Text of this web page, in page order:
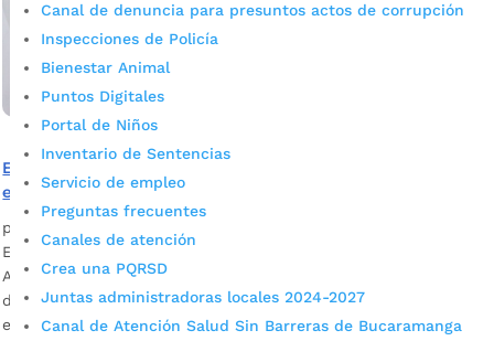
Canal de denuncia para presuntos actos de corrupción
Inspecciones de Policía
Bienestar Animal
Puntos Digitales
Portal de Niños
Inventario de Sentencias
Servicio de empleo
Preguntas frecuentes
Canales de atención
Crea una PQRSD
Juntas administradoras locales 2024-2027
Canal de Atención Salud Sin Barreras de Bucaramanga
Estas son las medidas que reforzarán la seguridad en los
entornos educativos
por
En el encuentro entre Policía, rectores de colegios y la
Alcaldía de Bucaramanga se definió la creación de una línea
de atención prioritaria para reforzar la seguridad en los
entornos educativos.